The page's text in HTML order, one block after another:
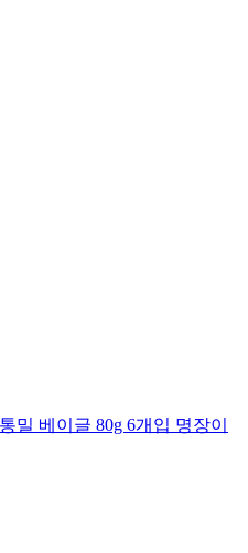
밀 베이글 80g 6개입 명장이